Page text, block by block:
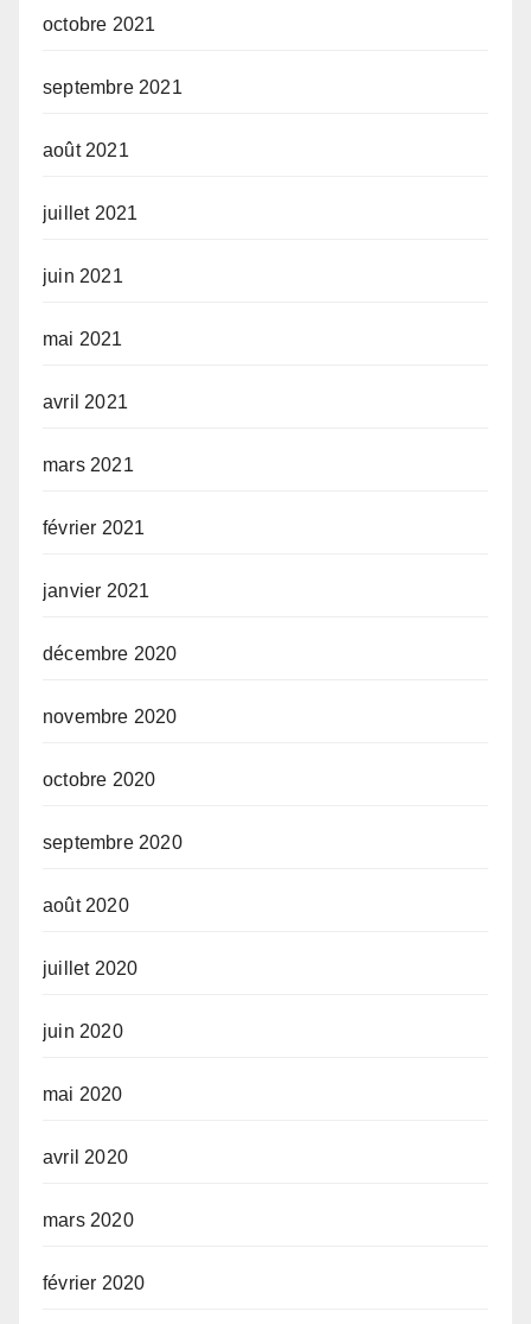
octobre 2021
septembre 2021
août 2021
juillet 2021
juin 2021
mai 2021
avril 2021
mars 2021
février 2021
janvier 2021
décembre 2020
novembre 2020
octobre 2020
septembre 2020
août 2020
juillet 2020
juin 2020
mai 2020
avril 2020
mars 2020
février 2020